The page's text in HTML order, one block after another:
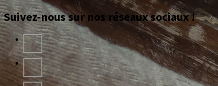
Suivez-nous sur nos réseaux sociaux !